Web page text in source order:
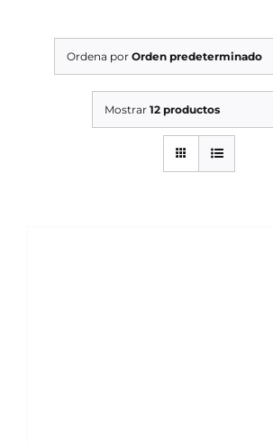
SERVICIOS TALLER
OCASIÓN
Ordena por Orden predeterminado
Mostrar 12 productos